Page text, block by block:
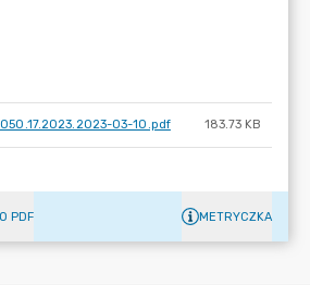
03-10.pdf 183.73 KB
PDF METRYCZKA